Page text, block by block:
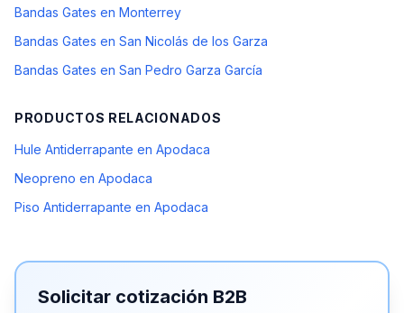
Bandas Gates en Monterrey
Bandas Gates en San Nicolás de los Garza
Bandas Gates en San Pedro Garza García
PRODUCTOS RELACIONADOS
Hule Antiderrapante en Apodaca
Neopreno en Apodaca
Piso Antiderrapante en Apodaca
Solicitar cotización B2B